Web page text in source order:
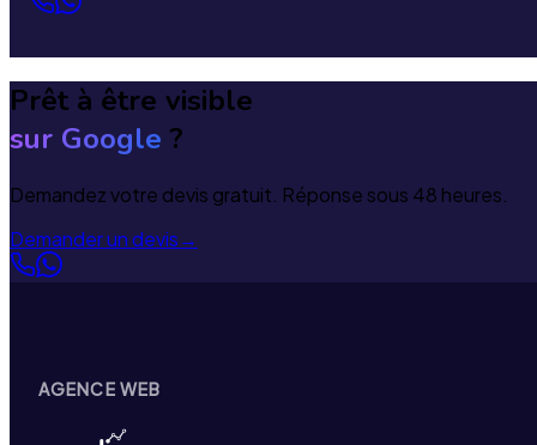
Prêt à être visible
sur Google ?
Demandez votre devis gratuit. Réponse sous 48 heures.
Demander un devis→
AGENCE WEB